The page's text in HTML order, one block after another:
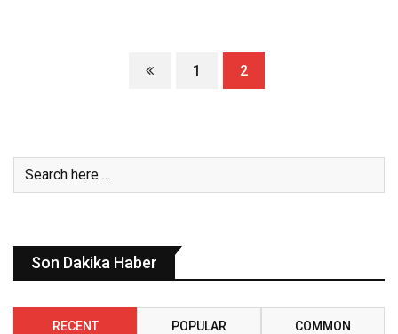
1 2
Son Dakika Haber
RECENT POPULAR COMMON